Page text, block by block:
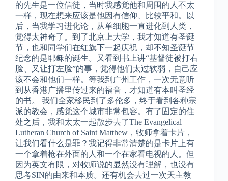
的先生是一位信徒，当时我感觉他和周围的人不太
一样，现在想来应该是他因有信仰、比较平和。以
后，当我学习进化论，从单细胞一直进化到人类，
觉得太神奇了。到了北京上大学，我才知道有圣诞
节，也和同学们在红旗下一起庆祝，却不知圣诞节
纪念的是耶稣的诞生。又看到书上讲“基督徒被打右
脸、又让打左脸”的事，觉得他们太过软弱，自己应
该不会和他们一样。等我到广州工作，一次无意听
到从香港广播里传过来的福音，才知道有本叫圣经
的书。 我们全家移民到了多伦多，终于看到各种宗
派的教会，感觉这个城市非常包容。有了固定的住
处之后，我和太太一起散步去了The Evangelical
Lutheran Church of Saint Matthew，牧师拿着卡片，
让我们看什么是罪？我记得非常清楚的是卡片上有
一个拿着枪在外面的人和一个在家看电视的人。但
因为英文有限，对牧师说的显然没有理解，也没有
思考SIN的由来和本质。还有机会去过一次天主教